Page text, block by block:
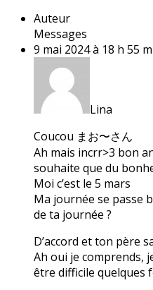
Auteur
Messages
9 mai 2024 à 18 h 55
Lina
Coucou まお〜さん
Ah mais incrr>3 bon
souhaite que du
Moi c’est le 5 mars
Ma journée se passe
de ta journée ?
D’accord et ton père
Ah oui je comprends,
être difficile quelques